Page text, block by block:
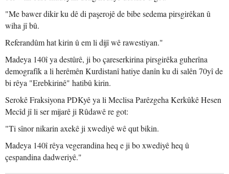
"Me bawer dikir ku dê di paşerojê de bibe sedema pirsgirêkan û
wiha jî bû.
Referandûm hat kirin û em li dijî wê rawestiyan."
Madeya 140î ya destûrê, ji bo çareserkirina pirsgirêka guherîna
demografîk a li herêmên Kurdistanî hatiye danîn ku di salên 70yî de
bi rêya "Erebkirinê" hatibû kirin.
Serokê Fraksiyona PDKyê ya li Meclisa Parêzgeha Kerkûkê Hesen
Mecîd jî li ser mijarê ji Rûdawê re got:
"Ti sînor nikarin axekê ji xwediyê wê qut bikin.
Madeya 140î rêya vegerandina heq e ji bo xwediyê heq û
çespandina dadweriyê."